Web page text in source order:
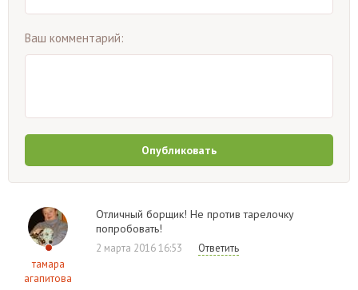
Ваш комментарий:
Опубликовать
тамара
агапитова
Отличный борщик! Не против тарелочку
попробовать!
2 марта 2016 16:53 Ответить